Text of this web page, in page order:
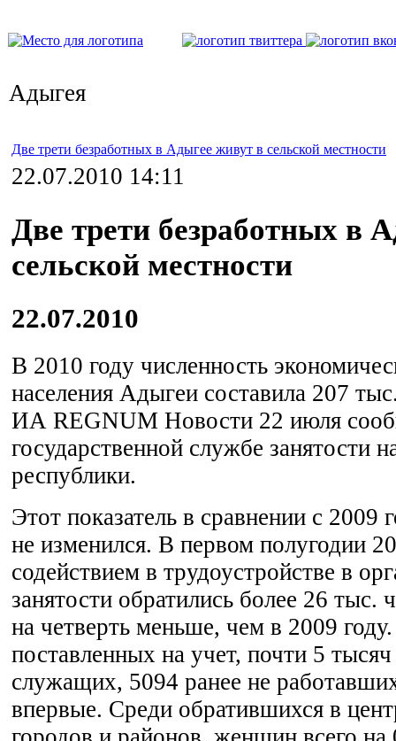
Адыгея
Две трети безработных в Адыгее живут в сельской местности
22.07.2010 14:11
Две трети безработных в
сельской местности
22.07.2010
В 2010 году численность
населения Адыгеи составила 207
ИА REGNUM Новости 22 июля
государственной службе занятости
республики.
Этот показатель в сравнении с 2009
не изменился. В первом полугодии
содействием в трудоустройстве в
занятости обратились более 26 тыс.
на четверть меньше, чем в 2009
поставленных на учет, почти 5
служащих, 5094 ранее не
впервые. Среди обратившихся в